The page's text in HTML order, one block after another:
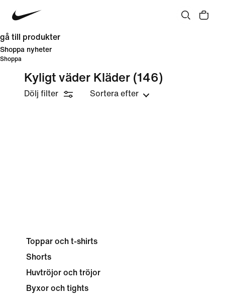
gå till produkter
Shoppa nyheter
Shoppa
Kyligt väder Kläder (146)
Dölj filter Sortera efter
Toppar och t-shirts
Shorts
Huvtröjor och tröjor
Byxor och tights